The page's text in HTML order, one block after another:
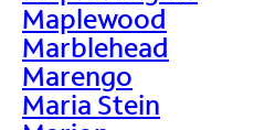
Maplewood
Marblehead
Marengo
Maria Stein